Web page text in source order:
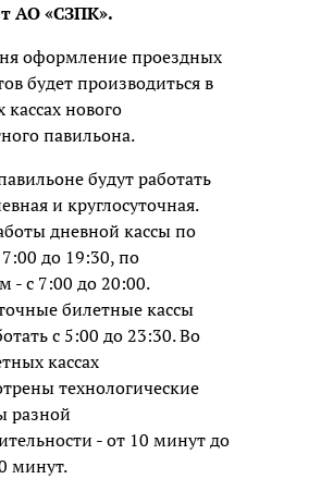
АО «СЗПК».
оформление проездных
будет производиться в
нового
павильона.
будут работать
и круглосуточная.
дневной кассы по
до 19:30, по
- с 7:00 до 20:00.
билетные кассы
с 5:00 до 23:30. Во
кассах
технологические
разной
- от 10 минут до
минут.